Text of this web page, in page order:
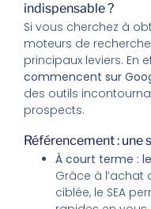
indispensable ?
Si vous cherchez à
moteurs de
principaux leviers. En
commencent sur
des outils
prospects.
Référencement :
À court terme :
Grâce à
ciblée, le SEA